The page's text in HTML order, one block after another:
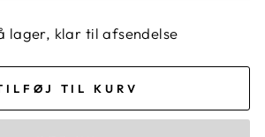
lager, klar til afsendelse
TIL KURV